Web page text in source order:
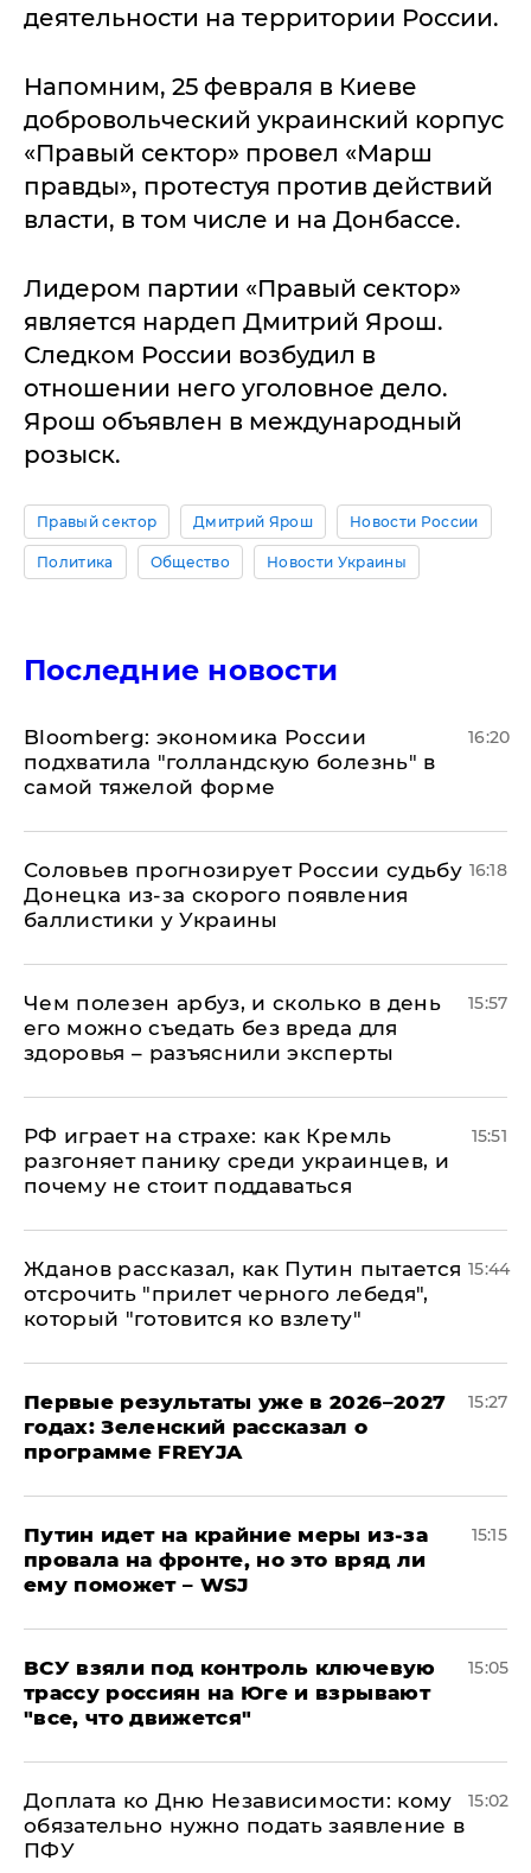
деятельности на территории России.
Напомним, 25 февраля в Киеве
добровольческий украинский корпус
«Правый сектор» провел «Марш
правды», протестуя против действий
власти, в том числе и на Донбассе.
Лидером партии «Правый сектор»
является нардеп Дмитрий Ярош.
Следком России возбудил в
отношении него уголовное дело.
Ярош объявлен в международный
розыск.
Правый сектор Дмитрий Ярош Новости России
Политика Общество Новости Украины
Последние новости
Bloomberg: экономика России
подхватила "голландскую болезнь" в
самой тяжелой форме
16:20
Соловьев прогнозирует России судьбу
Донецка из-за скорого появления
баллистики у Украины
16:18
Чем полезен арбуз, и сколько в день
его можно съедать без вреда для
здоровья – разъяснили эксперты
15:57
РФ играет на страхе: как Кремль
разгоняет панику среди украинцев, и
почему не стоит поддаваться
15:51
Жданов рассказал, как Путин пытается
отсрочить "прилет черного лебедя",
который "готовится ко взлету"
15:44
Первые результаты уже в 2026–2027
годах: Зеленский рассказал о
программе FREYJA
15:27
Путин идет на крайние меры из-за
провала на фронте, но это вряд ли
ему поможет – WSJ
15:15
ВСУ взяли под контроль ключевую
трассу россиян на Юге и взрывают
"все, что движется"
15:05
Доплата ко Дню Независимости: кому
обязательно нужно подать заявление в
ПФУ
15:02